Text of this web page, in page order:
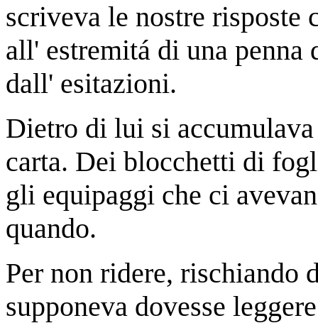
scriveva le nostre risposte
all' estremitá di una penna
dall' esitazioni.
Dietro di lui si
carta. Dei blocchetti di
gli equipaggi che ci
quando.
Per non ridere,
supponeva dovesse